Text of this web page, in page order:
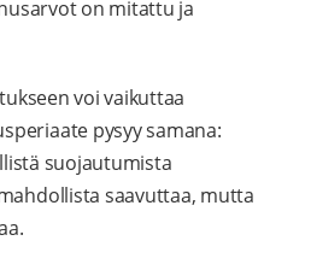
on mitattu ja
voi vaikuttaa
pysyy samana:
suojautumista
saavuttaa, mutta